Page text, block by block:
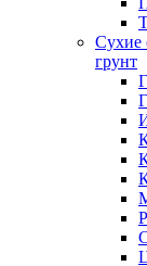
Сухие
грунт